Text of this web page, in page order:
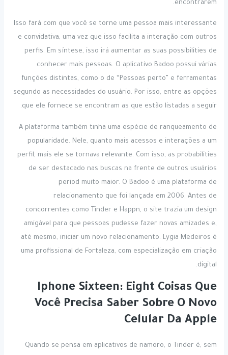
encontrarem.
Isso fará com que você se torne uma pessoa mais interessante
e convidativa, uma vez que isso facilita a interação com outros
perfis. Em síntese, isso irá aumentar as suas possibilities de
conhecer mais pessoas. O aplicativo Badoo possui várias
funções distintas, como o de “Pessoas perto” e ferramentas
segundo as necessidades do usuário. Por isso, entre as opções
que ele fornece se encontram as que estão listadas a seguir.
A plataforma também tinha uma espécie de ranqueamento de
popularidade. Nele, quanto mais acessos e interações a um
perfil, mais ele se tornava relevante. Com isso, as probabilities
de ser destacado nas buscas na frente de outros usuários
period muito maior. O Badoo é uma plataforma de
relacionamento que foi lançada em 2006. Antes de
concorrentes como Tinder e Happn, o site trazia um design
amigável para que pessoas pudesse fazer novas amizades e,
até mesmo, iniciar um novo relacionamento. Lygia Medeiros é
uma profissional de Fortaleza, com especialização em criação
digital.
Iphone Sixteen: Eight Coisas Que
Você Precisa Saber Sobre O Novo
Celular Da Apple
Quando se pensa em aplicativos de namoro, o Tinder é, sem